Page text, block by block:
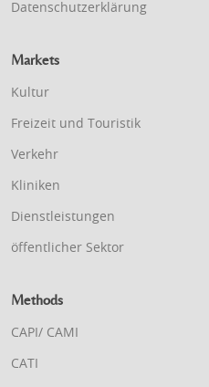
Datenschutzerklärung
Markets
Kultur
Freizeit und Touristik
Verkehr
Kliniken
Dienstleistungen
öffentlicher Sektor
Methods
CAPI/ CAMI
CATI